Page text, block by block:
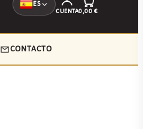
ES
CUENTA0,00 €
CONTACTO